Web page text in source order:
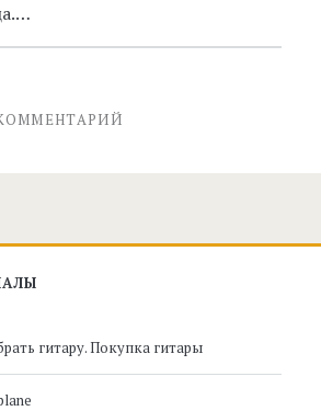
гитару. Покупка гитары